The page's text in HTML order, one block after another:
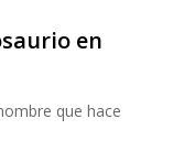
en
que hace